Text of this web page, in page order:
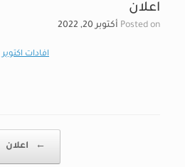
اعلان
Posted on أكتوبر 20, 2022
افادات اكتوبر
← اعلان